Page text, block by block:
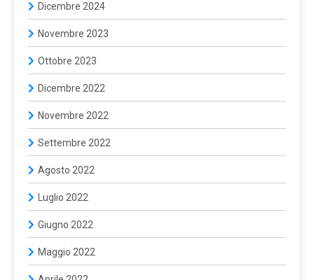
Dicembre 2024
Novembre 2023
Ottobre 2023
Dicembre 2022
Novembre 2022
Settembre 2022
Agosto 2022
Luglio 2022
Giugno 2022
Maggio 2022